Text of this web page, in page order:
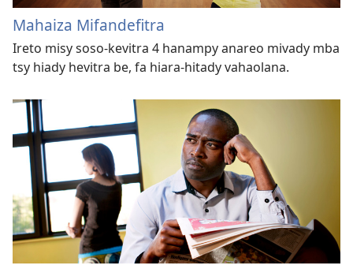
Mahaiza Mifandefitra
Ireto misy soso-kevitra 4 hanampy anareo mivady mba
tsy hiady hevitra be, fa hiara-hitady vahaolana.